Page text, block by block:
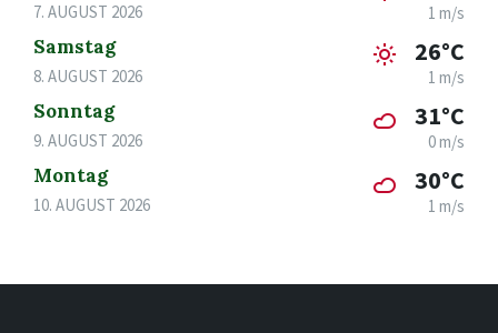
7. AUGUST 2026 1 m/s
Samstag
8. AUGUST 2026
26°C
1 m/s
Sonntag
9. AUGUST 2026
31°C
0 m/s
Montag
10. AUGUST 2026
30°C
1 m/s